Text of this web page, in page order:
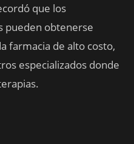
que los
pueden obtenerse
farmacia de alto costo,
especializados donde